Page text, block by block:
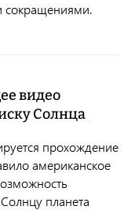
сокращениями.
видео
Солнца
прохождение
американское
планета